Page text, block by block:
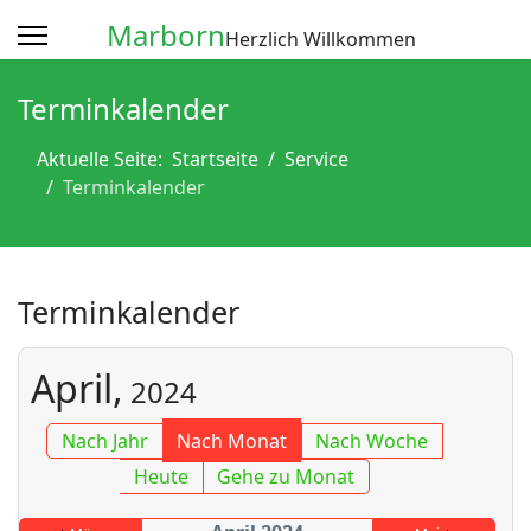
MarbornHerzlich Willkommen
Terminkalender
Aktuelle Seite: Startseite
Service
Terminkalender
Terminkalender
April, 2024
Nach Jahr Nach Monat
Nach Woche
Heute
Gehe zu Monat